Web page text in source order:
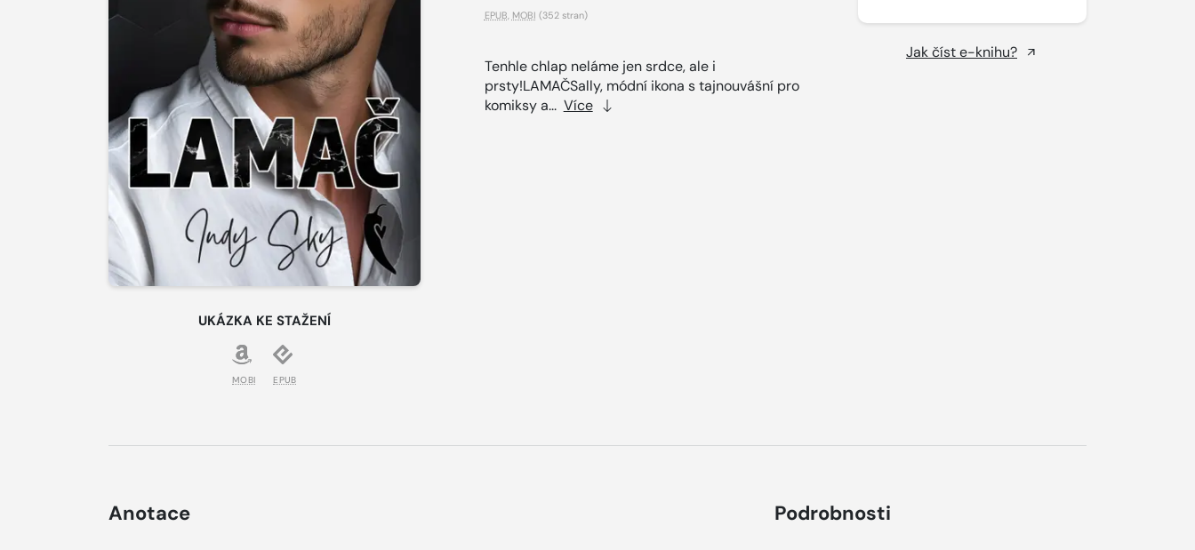
UKÁZKA KE STAŽENÍ
MOBI EPUB
EPUB MOBI (352 stran)
Tenhle chlap neláme jen srdce, ale i
prsty!LAMAČSally, módní ikona s tajnouvášní pro
komiksy a... Více
Jak číst e-knihu?
Anotace Podrobnosti